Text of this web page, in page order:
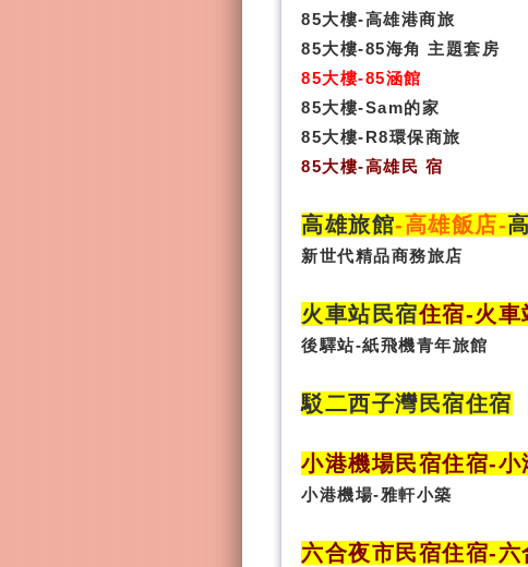
85大樓-高雄港商旅
85大樓-85海角 主題套房
85大樓-85涵館
85大樓-Sam的家
85大樓-R8環保商旅
85大樓-高雄民 宿
高雄旅館-高雄飯店-
新世代精品商務旅店
火車站民宿住宿-火車
後驛站-紙飛機青年旅館
駁二西子灣民宿住宿
小港機場民宿住宿-小
小港機場-雅軒小築
六合夜市民宿住宿-六